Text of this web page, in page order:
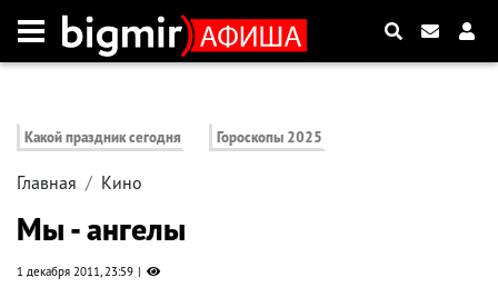
Какой праздник сегодня Гороскопы 2025
Главная Кино
Мы - ангелы
1 декабря 2011, 23:59